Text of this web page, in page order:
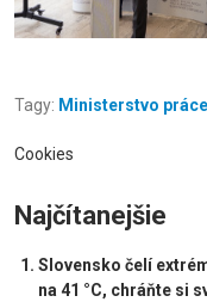
Tagy: Ministerstvo
Cookies
Najčítanejšie
Slovensko čelí
na 41 °C, chráňte si